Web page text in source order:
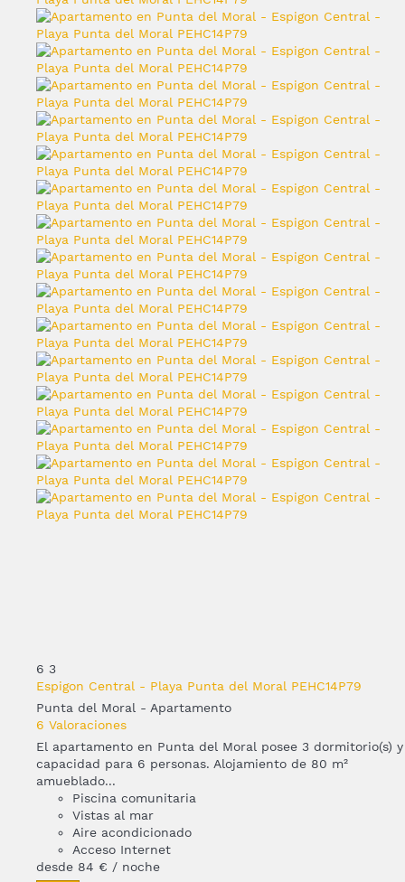
6 3
Espigon Central - Playa Punta del Moral PEHC14P79
Punta del Moral - Apartamento
6 Valoraciones
El apartamento en Punta del Moral posee 3 dormitorio(s) y
capacidad para 6 personas. Alojamiento de 80 m²
amueblado...
Piscina comunitaria
Vistas al mar
Aire acondicionado
Acceso Internet
desde 84 € / noche